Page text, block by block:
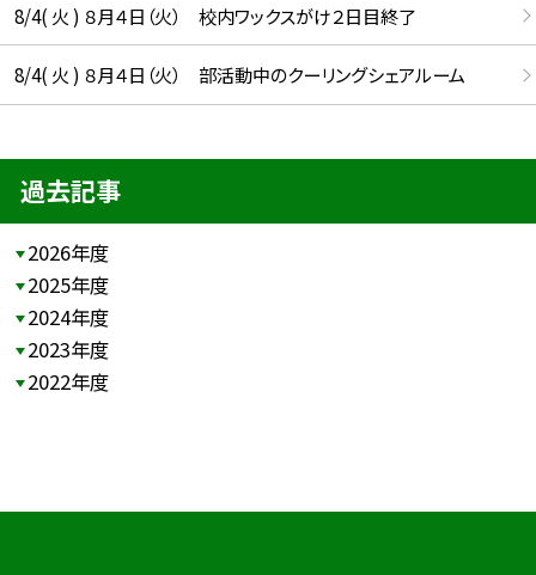
8/4( 火 ) ８月４日（火） 校内ワックスがけ２日目終了
8/4( 火 ) ８月４日（火） 部活動中のクーリングシェアルーム
過去記事
2026年度
2025年度
2024年度
2023年度
2022年度